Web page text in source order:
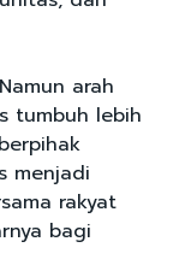
arah
tumbuh lebih
menjadi
rakyat
bagi